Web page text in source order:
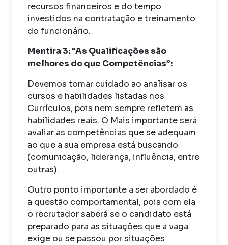
recursos financeiros e do tempo
investidos na contratação e treinamento
do funcionário.
Mentira 3: "As Qualificações são
melhores do que Competências”:
Devemos tomar cuidado ao analisar os
cursos e habilidades listadas nos
Currículos, pois nem sempre refletem as
habilidades reais. O Mais importante será
avaliar as competências que se adequam
ao que a sua empresa está buscando
(comunicação, liderança, influência, entre
outras).
Outro ponto importante a ser abordado é
a questão comportamental, pois com ela
o recrutador saberá se o candidato está
preparado para as situações que a vaga
exige ou se passou por situações